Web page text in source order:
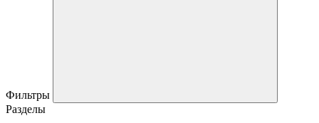
Фильтры
Разделы